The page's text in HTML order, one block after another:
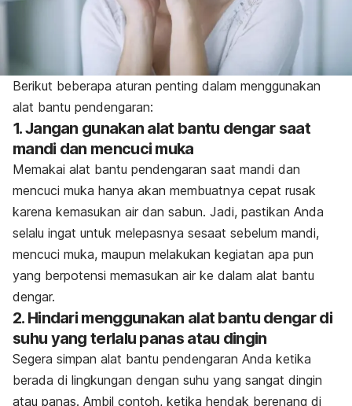
Berikut beberapa aturan penting dalam menggunakan
alat bantu pendengaran:
1. Jangan gunakan alat bantu dengar saat
mandi dan mencuci muka
Memakai alat bantu pendengaran saat mandi dan
mencuci muka hanya akan membuatnya cepat rusak
karena kemasukan air dan sabun. Jadi, pastikan Anda
selalu ingat untuk melepasnya sesaat sebelum mandi,
mencuci muka, maupun melakukan kegiatan apa pun
yang berpotensi memasukan air ke dalam alat bantu
dengar.
2. Hindari menggunakan alat bantu dengar di
suhu yang terlalu panas atau dingin
Segera simpan alat bantu pendengaran Anda ketika
berada di lingkungan dengan suhu yang sangat dingin
atau panas. Ambil contoh, ketika hendak berenang di